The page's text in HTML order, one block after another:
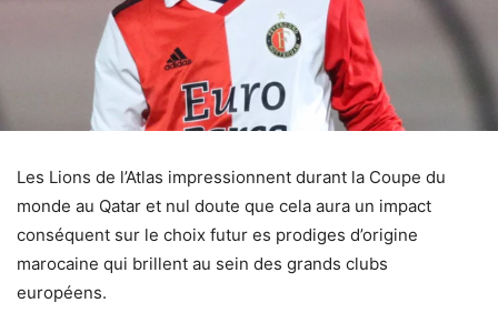
Les Lions de l’Atlas impressionnent durant la Coupe du
monde au Qatar et nul doute que cela aura un impact
conséquent sur le choix futur es prodiges d’origine
marocaine qui brillent au sein des grands clubs
européens.